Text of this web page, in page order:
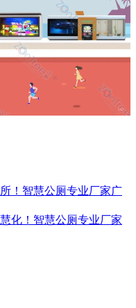
！智慧公厕专业厂家广
化！智慧公厕专业厂家